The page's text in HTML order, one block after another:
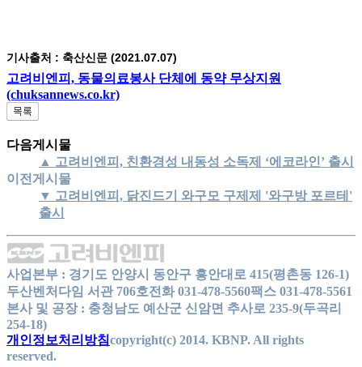
기사출처 : 축산신문 (2021.07.07)
고려비엔피, 동물의료봉사 단체에 동약 무상지원
(chuksannews.co.kr)
다음게시물
▲ 고려비엔피, 친환경성 내동성 소독제 ‘에코라인’ 출시
이전게시물
▼ 고려비엔피, 닭진드기 와구모 구제제 '와구방 포르테'
출시
사업본부 : 경기도 안양시 동안구 흥안대로 415(평촌동 126-1)
두산벤처다임 서관 706호전화 031-478-5560팩스 031-478-5561
본사 및 공장 : 충청남도 예산군 신암면 추사로 235-9(두곡리
254-18)
개인정보처리방침copyright(c) 2014. KBNP. All rights
reserved.